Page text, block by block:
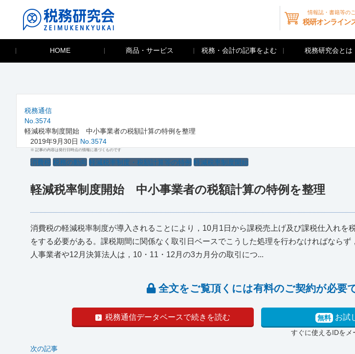
情報誌・書籍等の
税研オンライン
HOME 商品・サービス 税務・会計の記事をよむ 税務研究会とは
税務通信
No.3574
軽減税率制度開始 中小事業者の税額計算の特例を整理
2019年9月30日 No.3574
※ 記事の内容は発行日時点の情報に基づくものです
消費税 税務の動向 軽減税率制度・税額計算等の特例 軽減税率制度開始
軽減税率制度開始 中小事業者の税額計算の特例を整理
消費税の軽減税率制度が導入されることにより，10月1日から課税売上げ及び課税仕入れを
をする必要がある。課税期間に関係なく取引日ベースでこうした処理を行わなければなら
人事業者や12月決算法人は，10・11・12月の3カ月分の取引につ...
全文をご覧頂くには有料のご契約が必要
税務通信データベースで続きを読む 無料 お試
すぐに使えるIDをメ
次の記事